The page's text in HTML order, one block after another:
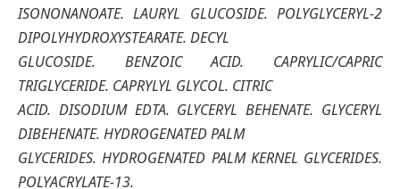
ISONONANOATE. LAURYL GLUCOSIDE. POLYGLYCERYL-2
DIPOLYHYDROXYSTEARATE. DECYL
GLUCOSIDE. BENZOIC ACID. CAPRYLIC/CAPRIC
TRIGLYCERIDE. CAPRYLYL GLYCOL. CITRIC
ACID. DISODIUM EDTA. GLYCERYL BEHENATE. GLYCERYL
DIBEHENATE. HYDROGENATED PALM
GLYCERIDES. HYDROGENATED PALM KERNEL GLYCERIDES.
POLYACRYLATE-13.